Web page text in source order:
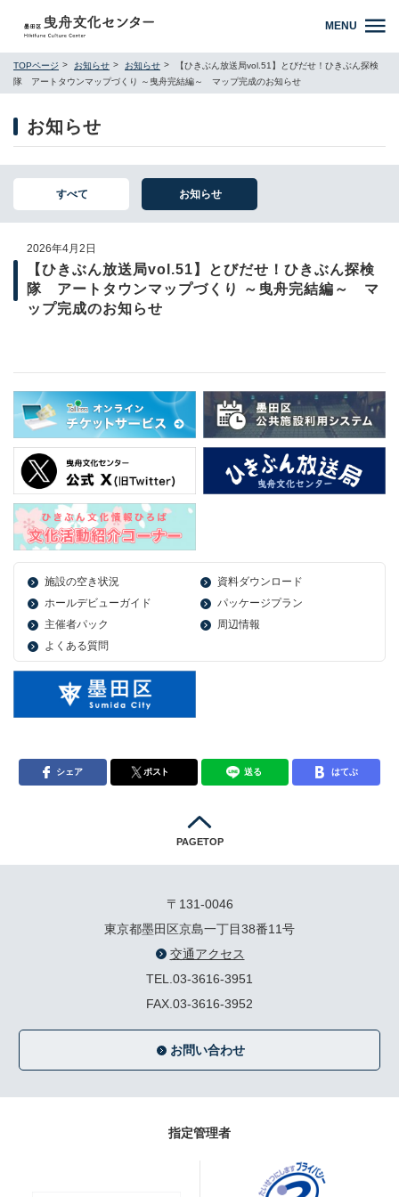
MENU
TOPページ お知らせ お知らせ
【ひきぶん放送局vol.51】とびだせ！ひきぶん探検
隊 アートタウンマップづくり ～曳舟完結編～ マップ完成のお知らせ
お知らせ
すべて お知らせ
2026年4月2日
【ひきぶん放送局vol.51】とびだせ！ひきぶん探検
隊 アートタウンマップづくり ～曳舟完結編～ マ
ップ完成のお知らせ
施設の空き状況
資料ダウンロード
ホールデビューガイド
パッケージプラン
主催者パック
周辺情報
よくある質問
シェア ポスト 送る はてぶ
PAGETOP
〒131-0046
東京都墨田区京島一丁目38番11号
交通アクセス
TEL.03-3616-3951
FAX.03-3616-3952
お問い合わせ
指定管理者